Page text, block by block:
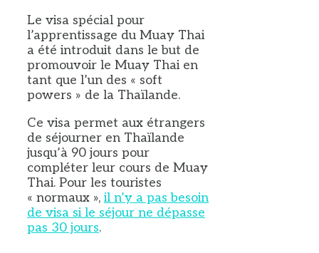
Le visa spécial pour
l’apprentissage du Muay Thai
a été introduit dans le but de
promouvoir le Muay Thai en
tant que l’un des « soft
powers » de la Thaïlande.
Ce visa permet aux étrangers
de séjourner en Thaïlande
jusqu’à 90 jours pour
compléter leur cours de Muay
Thai. Pour les touristes
« normaux », il n’y a pas besoin
de visa si le séjour ne dépasse
pas 30 jours.